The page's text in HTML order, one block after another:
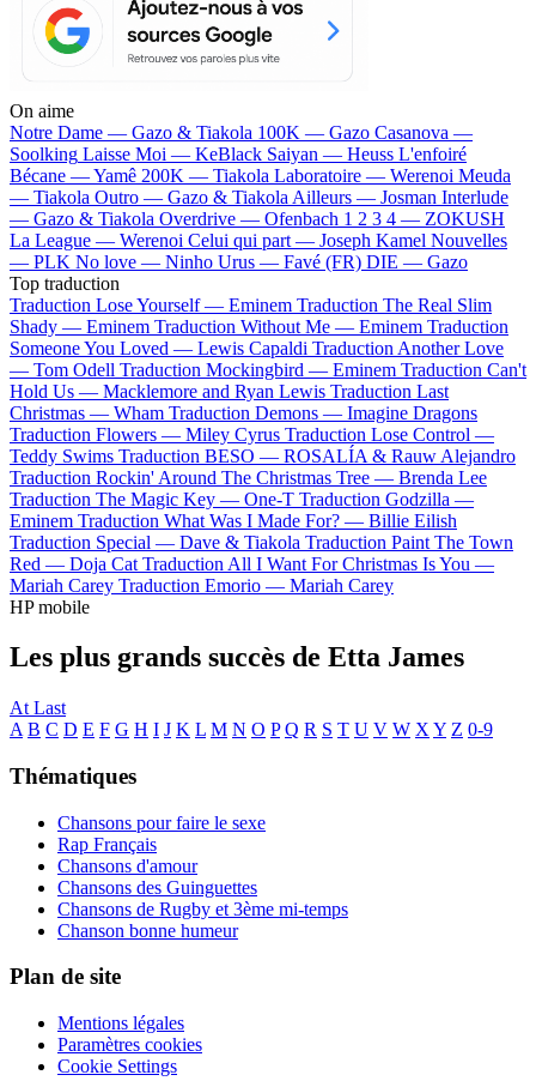
On aime
Notre Dame — Gazo & Tiakola 100K — Gazo Casanova —
Soolking Laisse Moi — KeBlack Saiyan — Heuss L'enfoiré
Bécane —Yamê 200K — Tiakola Laboratoire — Werenoi Meuda
— Tiakola Outro — Gazo & Tiakola Ailleurs — Josman Interlude
— Gazo & Tiakola Overdrive — Ofenbach 1 2 3 4 — ZOKUSH
La League — Werenoi Celui qui part — Joseph Kamel Nouvelles
— PLK No love — Ninho Urus — Favé (FR) DIE — Gazo
Top traduction
Traduction Lose Yourself — Eminem Traduction The Real Slim
Shady — Eminem Traduction Without Me — Eminem Traduction
Someone You Loved — Lewis Capaldi Traduction Another Love
— Tom Odell Traduction Mockingbird — Eminem Traduction Can't
Hold Us — Macklemore and Ryan Lewis Traduction Last
Christmas — Wham Traduction Demons — Imagine Dragons
Traduction Flowers — Miley Cyrus Traduction Lose Control —
Teddy Swims Traduction BESO — ROSALÍA & Rauw Alejandro
Traduction Rockin' Around The Christmas Tree — Brenda Lee
Traduction The Magic Key — One-T Traduction Godzilla —
Eminem Traduction What Was I Made For? — Billie Eilish
Traduction Special — Dave & Tiakola Traduction Paint The Town
Red — Doja Cat Traduction All I Want For Christmas Is You —
Mariah Carey Traduction Emorio — Mariah Carey
HP mobile
Les plus grands succès de Etta James
At Last
A B C D E F G H I J K L M N O P Q R S T U V W X Y Z 0-9
Thématiques
Chansons pour faire le sexe
Rap Français
Chansons d'amour
Chansons des Guinguettes
Chansons de Rugby et 3ème mi-temps
Chanson bonne humeur
Plan de site
Mentions légales
Paramètres cookies
Cookie Settings